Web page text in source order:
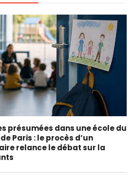
présumées dans une école du
Paris : le procès d’un
relance le débat sur la